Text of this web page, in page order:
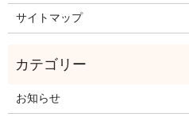
サイトマップ
お知らせ